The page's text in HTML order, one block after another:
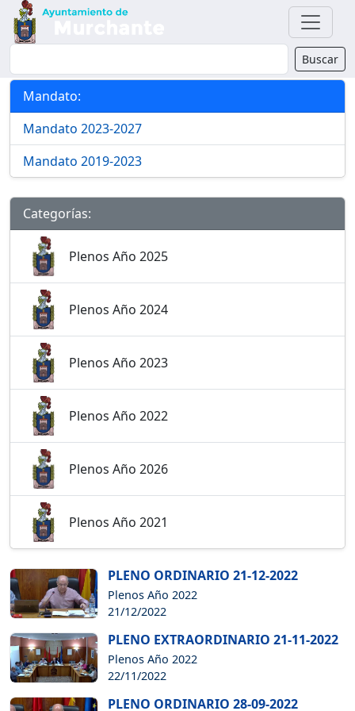
Buscador Buscar
Categorías y Mandatos
Mandato:
Mandato 2023-2027
Mandato 2019-2023
Categorías:
Plenos Año 2025
Plenos Año 2024
Plenos Año 2023
Plenos Año 2022
Plenos Año 2026
Plenos Año 2021
PLENO ORDINARIO 21-12-2022
Plenos Año 2022
21/12/2022
PLENO EXTRAORDINARIO 21-11-2022
Plenos Año 2022
22/11/2022
PLENO ORDINARIO 28-09-2022